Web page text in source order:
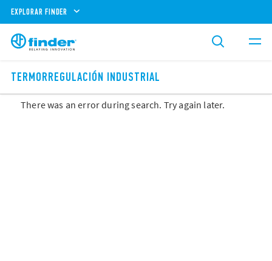
EXPLORAR FINDER
TERMORREGULACIÓN INDUSTRIAL
There was an error during search. Try again later.